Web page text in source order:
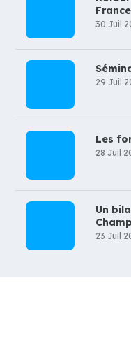
30 Juil
29 Juil
Les
28 Juil
Un
23 Juil